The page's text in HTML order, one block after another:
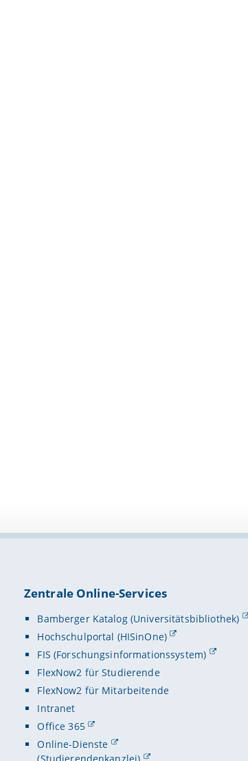
Zentrale Online-Services
Bamberger Katalog (Universitätsbibliothek)
Hochschulportal (HISinOne)
FIS (Forschungsinformationssystem)
FlexNow2 für Studierende
FlexNow2 für Mitarbeitende
Intranet
Office 365
Online-Dienste